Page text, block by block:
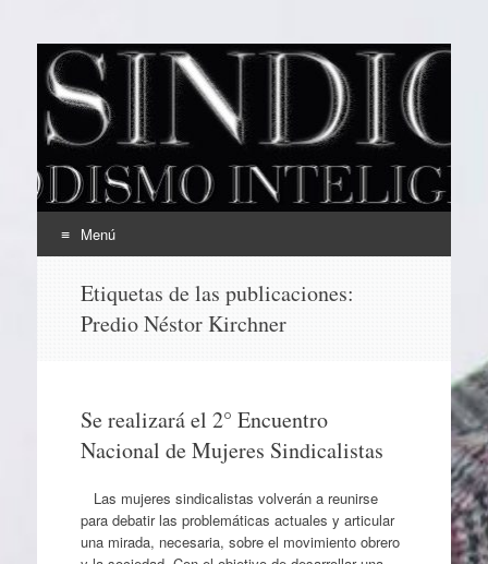
EL SINDICAL
Periodismo Inteligente
Menú
contenido
Etiquetas de las publicaciones:
Predio Néstor Kirchner
Se realizará el 2° Encuentro
Nacional de Mujeres Sindicalistas
Las mujeres sindicalistas volverán a reunirse
para debatir las problemáticas actuales y articular
una mirada, necesaria, sobre el movimiento obrero